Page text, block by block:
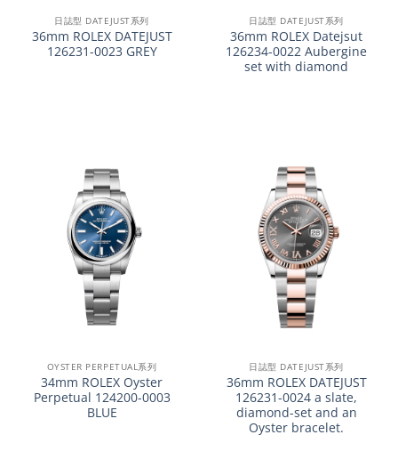
日誌型 DATEJUST系列
36mm ROLEX DATEJUST
126231-0023 GREY
日誌型 DATEJUST系列
36mm ROLEX Datejsut
126234-0022 Aubergine
set with diamond
OYSTER PERPETUAL系列
34mm ROLEX Oyster
Perpetual 124200-0003
BLUE
日誌型 DATEJUST系列
36mm ROLEX DATEJUST
126231-0024 a slate,
diamond-set and an
Oyster bracelet.